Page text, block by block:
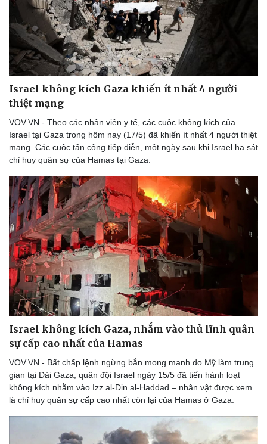
Thể thao
Bóng đá
Lịch thi đấu bóng đá
Thế giới thể thao
Ô tô - Xe máy
Ô tô
Xe máy
Tư vấn
Israel không kích Gaza khiến ít nhất 4 người
thiệt mạng
VOV.VN - Theo các nhân viên y tế, các cuộc không kích của
Israel tại Gaza trong hôm nay (17/5) đã khiến ít nhất 4 người thiệt
mạng. Các cuộc tấn công tiếp diễn, một ngày sau khi Israel hạ sát
chỉ huy quân sự của Hamas tại Gaza.
Israel không kích Gaza, nhắm vào thủ lĩnh quân
sự cấp cao nhất của Hamas
VOV.VN - Bất chấp lệnh ngừng bắn mong manh do Mỹ làm trung
gian tại Dải Gaza, quân đội Israel ngày 15/5 đã tiến hành loạt
không kích nhằm vào Izz al-Din al-Haddad – nhân vật được xem
là chỉ huy quân sự cấp cao nhất còn lại của Hamas ở Gaza.